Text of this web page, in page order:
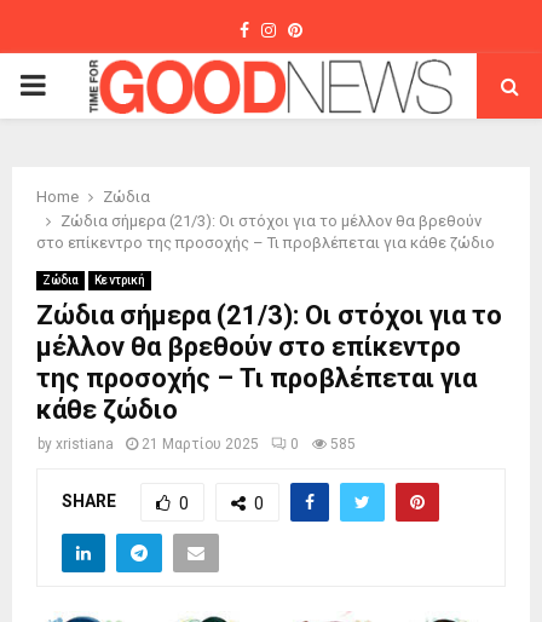
Facebook
Instagram
Pinterest
PRIMARY
Home
Ζώδια
Ζώδια σήμερα (21/3): Οι στόχοι για το μέλλον θα βρεθούν
στο επίκεντρο της προσοχής – Τι προβλέπεται για κάθε ζώδιo
Ζώδια Κεντρική
Ζώδια σήμερα (21/3): Οι στόχοι για το
μέλλον θα βρεθούν στο επίκεντρο
της προσοχής – Τι προβλέπεται για
κάθε ζώδιo
by xristiana 21 Μαρτίου 2025 0 585
SHARE 0 0